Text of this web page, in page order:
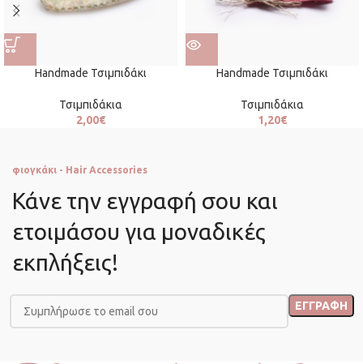
Handmade Τσιμπιδάκι
Τσιμπιδάκια
2,00€
Handmade Τσιμπιδάκι
Τσιμπιδάκια
1,20€
φιογκάκι - Hair Accessories
Κάνε την εγγραφή σου και
ετοιμάσου για μοναδικές
εκπλήξεις!